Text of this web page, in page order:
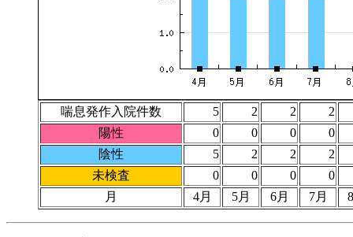
喘息発作入院件数 5 2 2
2
陽性
0 0 0
0
陰性
5 2 2
2
未検査
0 0 0
0
月
4月 5月 6月 7月